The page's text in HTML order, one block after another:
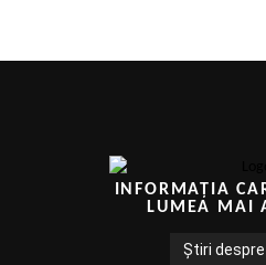
INFORMAȚIA
LUMEA MAI
Știri despre